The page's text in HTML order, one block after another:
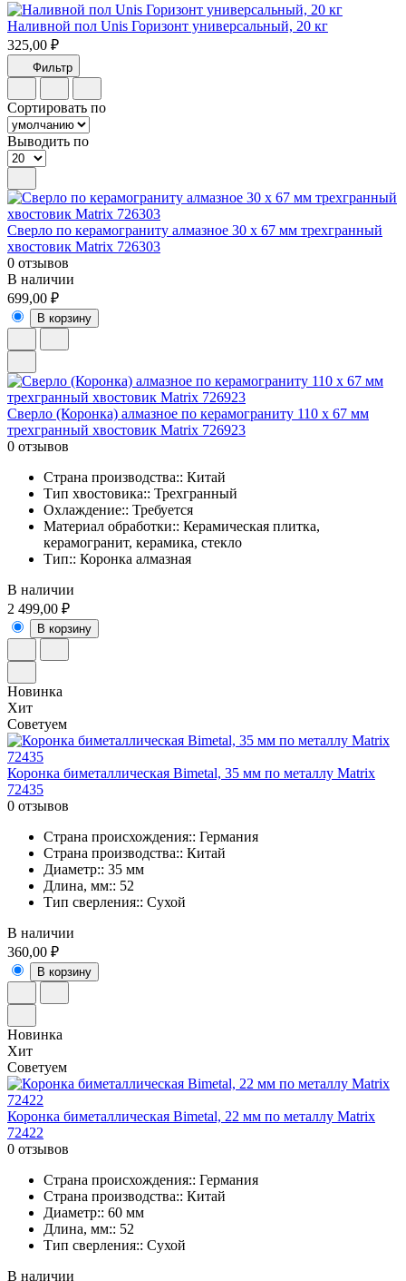
Наливной пол Unis Горизонт универсальный, 20 кг
325,00 ₽
Фильтр
Сортировать по
Выводить по
Сверло по керамограниту алмазное 30 х 67 мм трехгранный
хвостовик Matrix 726303
0 отзывов
В наличии
699,00 ₽
В корзину
Сверло (Коронка) алмазное по керамограниту 110 х 67 мм
трехгранный хвостовик Matrix 726923
0 отзывов
Страна производства:: Китай
Тип хвостовика:: Трехгранный
Охлаждение:: Требуется
Материал обработки:: Керамическая плитка,
керамогранит, керамика, стекло
Тип:: Коронка алмазная
В наличии
2 499,00 ₽
В корзину
Новинка
Хит
Советуем
Коронка биметаллическая Bimetal, 35 мм по металлу Matrix
72435
0 отзывов
Страна происхождения:: Германия
Страна производства:: Китай
Диаметр:: 35 мм
Длина, мм:: 52
Тип сверления:: Сухой
В наличии
360,00 ₽
В корзину
Новинка
Хит
Советуем
Коронка биметаллическая Bimetal, 22 мм по металлу Matrix
72422
0 отзывов
Страна происхождения:: Германия
Страна производства:: Китай
Диаметр:: 60 мм
Длина, мм:: 52
Тип сверления:: Сухой
В наличии